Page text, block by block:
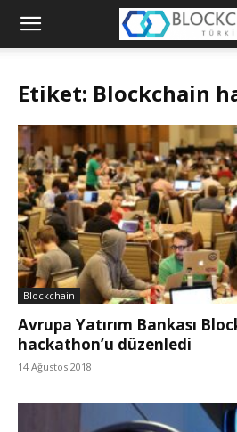
Blockchain
Etiket: Blockchain
Blockchain
Avrupa Yatırım Bankası
hackathon’u düzenledi
14 Ağustos 2018